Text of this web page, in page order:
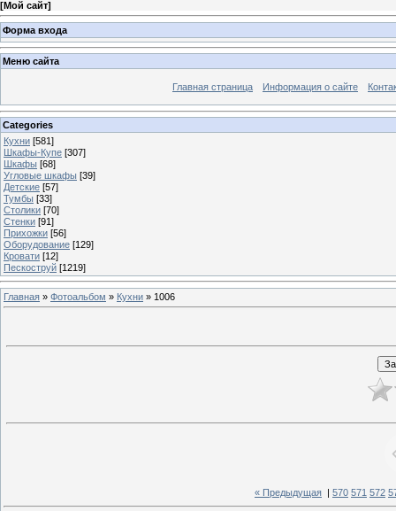
[Мой сайт]
Форма входа
Меню сайта
Главная страница Информация о сайте
Categories
Кухни [581]
Шкафы-Купе [307]
Шкафы [68]
Угловые шкафы [39]
Детские [57]
Тумбы [33]
Столики [70]
Стенки [91]
Прихожки [56]
Оборудование [129]
Кровати [12]
Пескоструй [1219]
Главная » Фотоальбом » Кухни » 1006
« Предыдущая 570 571 572